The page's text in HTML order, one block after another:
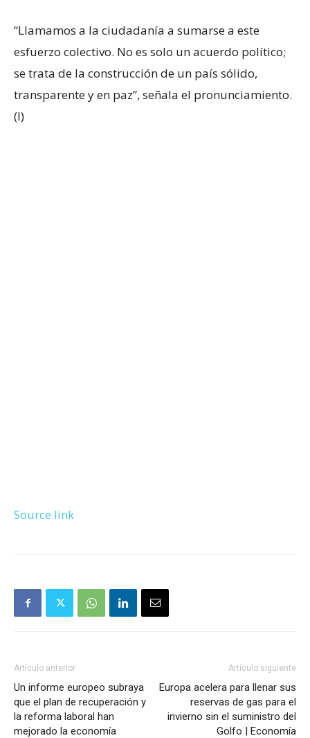
“Llamamos a la ciudadanía a sumarse a este
esfuerzo colectivo. No es solo un acuerdo político;
se trata de la construcción de un país sólido,
transparente y en paz”, señala el pronunciamiento.
(I)
Source link
Artículo anterior
Un informe europeo subraya
que el plan de recuperación y
la reforma laboral han
mejorado la economía
Artículo siguiente
Europa acelera para llenar sus
reservas de gas para el
invierno sin el suministro del
Golfo | Economía